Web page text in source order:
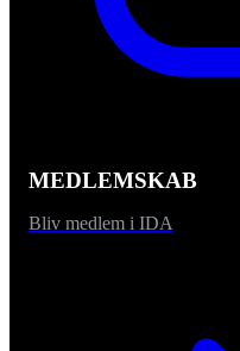
MEDLEMSKAB
Bliv medlem i IDA